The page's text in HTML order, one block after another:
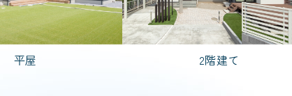
平屋 2階建て
4,000万円台 5,000万円台 1,000万円台